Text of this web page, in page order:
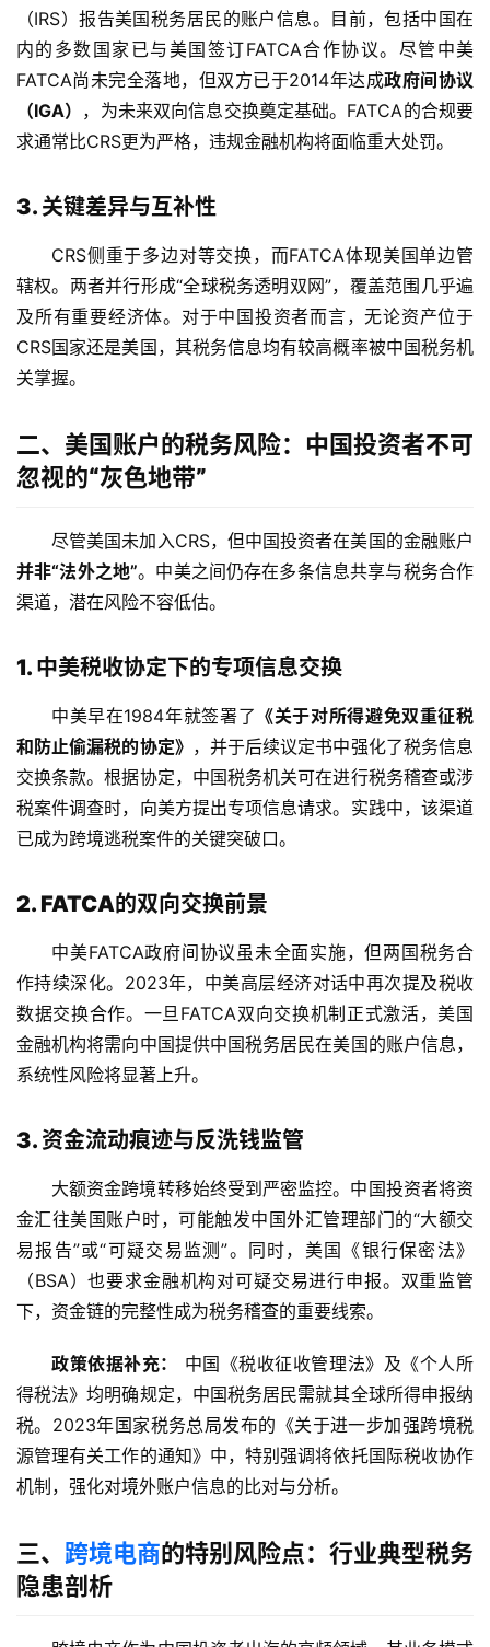
（IRS）报告美国税务居民的账户信息。目前，包括中国在
内的多数国家已与美国签订FATCA合作协议。尽管中美
FATCA尚未完全落地，但双方已于2014年达成政府间协议
（IGA） ，为未来双向信息交换奠定基础。FATCA的合规要
求通常比CRS更为严格，违规金融机构将面临重大处罚。
3. 关键差异与互补性
CRS侧重于多边对等交换，而FATCA体现美国单边管
辖权。两者并行形成“全球税务透明双网”，覆盖范围几乎遍
及所有重要经济体。对于中国投资者而言，无论资产位于
CRS国家还是美国，其税务信息均有较高概率被中国税务机
关掌握。
二、美国账户的税务风险：中国投资者不可
忽视的“灰色地带”
尽管美国未加入CRS，但中国投资者在美国的金融账户
并非“法外之地”。中美之间仍存在多条信息共享与税务合作
渠道，潜在风险不容低估。
1. 中美税收协定下的专项信息交换
中美早在1984年就签署了 《关于对所得避免双重征税
和防止偷漏税的协定》 ，并于后续议定书中强化了税务信息
交换条款。根据协定，中国税务机关可在进行税务稽查或涉
税案件调查时，向美方提出专项信息请求。实践中，该渠道
已成为跨境逃税案件的关键突破口。
2. FATCA的双向交换前景
中美FATCA政府间协议虽未全面实施，但两国税务合
作持续深化。2023年，中美高层经济对话中再次提及税收
数据交换合作。一旦FATCA双向交换机制正式激活，美国
金融机构将需向中国提供中国税务居民在美国的账户信息，
系统性风险将显著上升。
3. 资金流动痕迹与反洗钱监管
大额资金跨境转移始终受到严密监控。中国投资者将资
金汇往美国账户时，可能触发中国外汇管理部门的“大额交
易报告”或“可疑交易监测”。同时，美国《银行保密法》
（BSA）也要求金融机构对可疑交易进行申报。双重监管
下，资金链的完整性成为税务稽查的重要线索。
政策依据补充：
中国《税收征收管理法》及《个人所
得税法》均明确规定，中国税务居民需就其全球所得申报纳
税。2023年国家税务总局发布的《关于进一步加强跨境税
源管理有关工作的通知》中，特别强调将依托国际税收协作
机制，强化对境外账户信息的比对与分析。
三、 跨境电商的特别风险点：行业典型税务
隐患剖析